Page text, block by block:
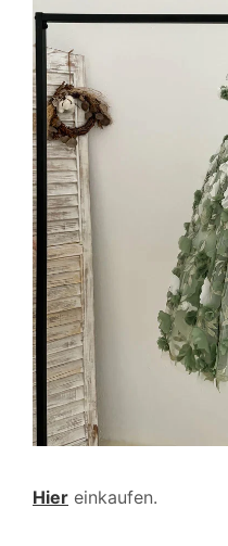
Hier einkaufen.